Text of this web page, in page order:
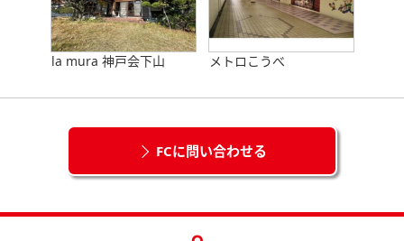
la mura 神戸会下山 メトロこうべ
FCに問い合わせる